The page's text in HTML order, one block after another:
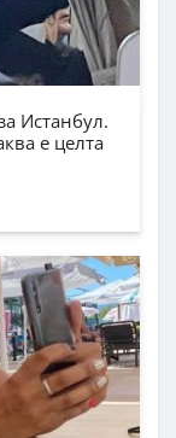
Истанбул.
е целта